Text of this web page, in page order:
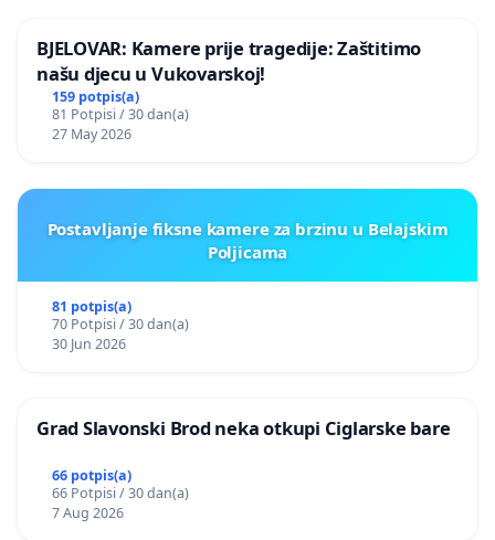
BJELOVAR: Kamere prije tragedije: Zaštitimo
našu djecu u Vukovarskoj!
159 potpis(a)
81 Potpisi / 30 dan(a)
27 May 2026
Postavljanje fiksne kamere za brzinu u Belajskim
Poljicama
81 potpis(a)
70 Potpisi / 30 dan(a)
30 Jun 2026
Grad Slavonski Brod neka otkupi Ciglarske bare
66 potpis(a)
66 Potpisi / 30 dan(a)
7 Aug 2026